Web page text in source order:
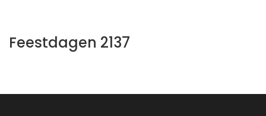
Feestdagen 2137